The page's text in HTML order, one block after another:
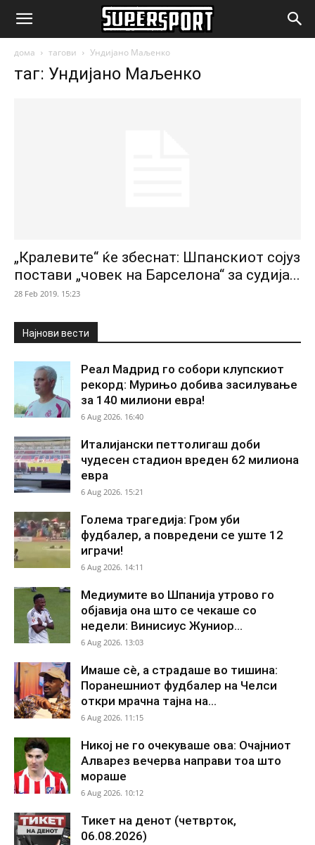
SuperSport.mk
дома тагови Ундијано Маљенко
таг: Ундијано Маљенко
„Кралевите“ ќе збеснат: Шпанскиот сојуз
постави „човек на Барселона“ за судија...
28 Feb 2019. 15:23
Најнови вести
Реал Мадрид го собори клупскиот
рекорд: Мурињо добива засилување
за 140 милиони евра!
6 Aug 2026. 16:40
Италијански петтолигаш доби
чудесен стадион вреден 62 милиона
евра
6 Aug 2026. 15:21
Голема трагедија: Гром уби
фудбалер, а повредени се уште 12
играчи!
6 Aug 2026. 14:11
Медиумите во Шпанија утрово го
објавија она што се чекаше со
недели: Винисиус Жуниор...
6 Aug 2026. 13:03
Имаше сè, а страдаше во тишина:
Поранешниот фудбалер на Челси
откри мрачна тајна на...
6 Aug 2026. 11:15
Никој не го очекуваше ова: Очајниот
Алварез вечерва направи тоа што
мораше
6 Aug 2026. 10:12
Тикет на денот (четврток,
06.08.2026)